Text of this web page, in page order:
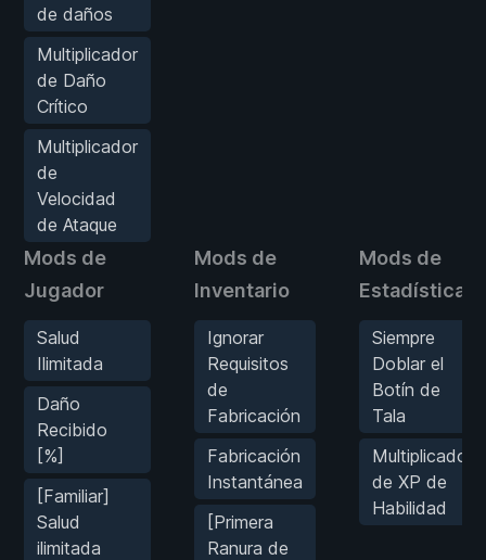
de daños
Multiplicador
de Daño
Crítico
Multiplicador
de
Velocidad
de Ataque
Mods de
Jugador
Salud
Ilimitada
Daño
Recibido
[%]
[Familiar]
Salud
ilimitada
Mods de
Inventario
Ignorar
Requisitos
de
Fabricación
Fabricación
Instantánea
[Primera
Ranura de
Mods de
Estadísticas
Siempre
Doblar el
Botín de
Tala
Multiplicador
de XP de
Habilidad